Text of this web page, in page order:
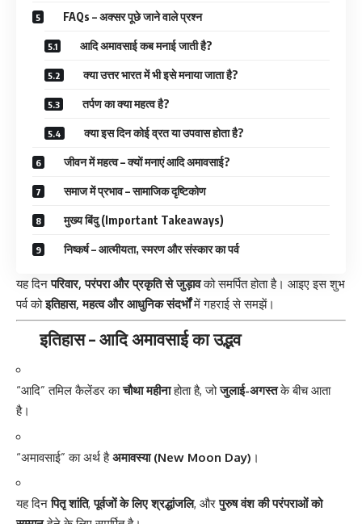
FAQs – अक्सर पूछे जाने वाले प्रश्न
आदि अमावसाई कब मनाई जाती है?
क्या उत्तर भारत में भी इसे मनाया जाता है?
तर्पण का क्या महत्व है?
क्या इस दिन कोई व्रत या उपवास होता है?
जीवन में महत्व – क्यों मनाएं आदि अमावसाई?
समाज में प्रभाव – सामाजिक दृष्टिकोण
मुख्य बिंदु (Important Takeaways)
निष्कर्ष – आत्मीयता, स्मरण और संस्कार का पर्व
यह दिनपरिवार, परंपरा और प्रकृति से जुड़ावको समर्पित होता है। आइए इस शुभ
पर्व कोइतिहास, महत्व और आधुनिक संदर्भोंमें गहराई से समझें।
इतिहास – आदि अमावसाई का उद्भव
“आदि” तमिल कैलेंडर काचौथा महीनाहोता है, जोजुलाई-अगस्तके बीच आता
है।
“अमावसाई” का अर्थ हैअमावस्या (New Moon Day) ।
यह दिनपितृ शांति,पूर्वजों के लिए श्रद्धांजलि, औरपुरुष वंश की परंपराओं को